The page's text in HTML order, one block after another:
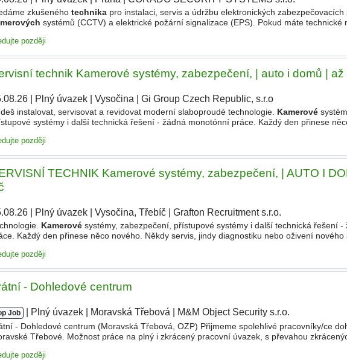
zkušeného technikapro instalaci, servis a údržbu elektronických zabezpečovacích
systémů (CCTV) a elektrické požární signalizace (EPS). Pokud máte technické
později
technik Kamerové systémy, zabezpečení, | auto i domů |
| Plný úvazek| Vysočina Gi Group Czech Republic, s.r.o
instalovat, servisovat a revidovat moderní slaboproudé technologie. Kamerové
systémy i další technická řešení - žádná monotónní práce. Každý den přinese
později
TECHNIK Kamerové systémy, zabezpečení, | AUTO I
| Plný úvazek| Vysočina, Třebíč| Grafton Recruitment s.r.o.
Kamerovésystémy, zabezpečení, přístupové systémy i další technická řešení -
Každý den přinese něco nového. Někdy servis, jindy diagnostiku nebo oživení nového
později
- Dohledové centrum
Job Plný úvazek Moravská Třebová M&M Object Security s.r.o.
- Dohledové centrum (Moravská Třebová, OZP) Přijmeme spolehlivé pracovníky/ce
Třebové. Možnost práce na plný i zkrácený pracovní úvazek, s převahou
později